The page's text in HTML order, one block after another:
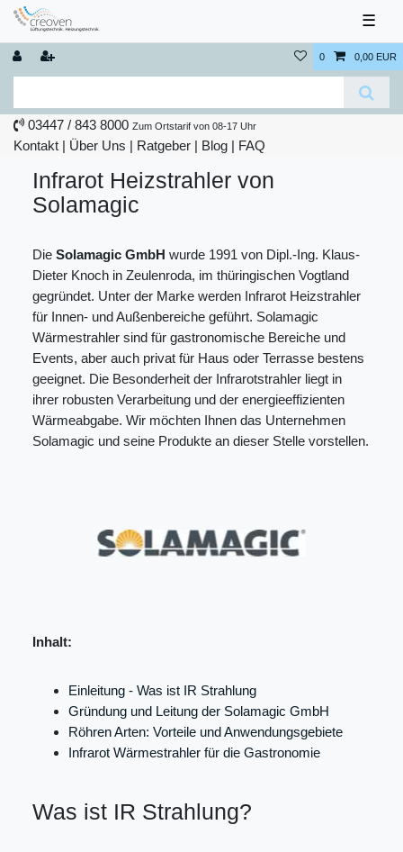
☰
0 0,00 EUR
03447 / 843 8000 Zum Ortstarif von 08-17 Uhr
Kontakt | Über Uns | Ratgeber | Blog | FAQ
Infrarot Heizstrahler von
Solamagic
Die Solamagic GmbH wurde 1991 von Dipl.-Ing. Klaus-
Dieter Knoch in Zeulenroda, im thüringischen Vogtland
gegründet. Unter der Marke werden Infrarot Heizstrahler
für Innen- und Außenbereiche geführt. Solamagic
Wärmestrahler sind für gastronomische Bereiche und
Events, aber auch privat für Haus oder Terrasse bestens
geeignet. Die Besonderheit der Infrarotstrahler liegt in
ihrer robusten Verarbeitung und der energieeffizienten
Wärmeabgabe. Wir möchten Ihnen das Unternehmen
Solamagic und seine Produkte an dieser Stelle vorstellen.
Inhalt:
Einleitung - Was ist IR Strahlung
Gründung und Leitung der Solamagic GmbH
Röhren Arten: Vorteile und Anwendungsgebiete
Infrarot Wärmestrahler für die Gastronomie
Was ist IR Strahlung?